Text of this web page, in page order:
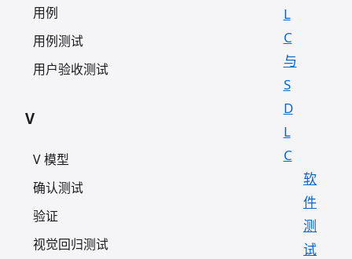
用例
用例测试
用户验收测试
V
V 模型
确认测试
验证
视觉回归测试
L
C
与
S
D
L
C
软
件
测
试